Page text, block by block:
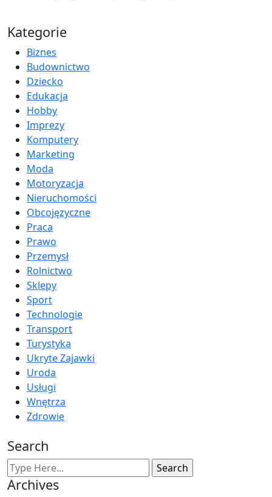
Kategorie
Biznes
Budownictwo
Dziecko
Edukacja
Hobby
Imprezy
Komputery
Marketing
Moda
Motoryzacja
Nieruchomości
Obcojęzyczne
Praca
Prawo
Przemysł
Rolnictwo
Sklepy
Sport
Technologie
Transport
Turystyka
Ukryte Zajawki
Uroda
Usługi
Wnętrza
Zdrowie
Search
Archives